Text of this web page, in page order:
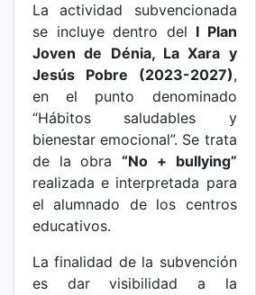
La actividad subvencionada
se incluye dentro del I Plan
Joven de Dénia, La Xara y
Jesús Pobre (2023-2027),
en el punto denominado
“Hábitos saludables y
bienestar emocional”. Se trata
de la obra“No + bullying”
realizada e interpretada para
el alumnado de los centros
educativos.
La finalidad de la subvención
es dar visibilidad a la